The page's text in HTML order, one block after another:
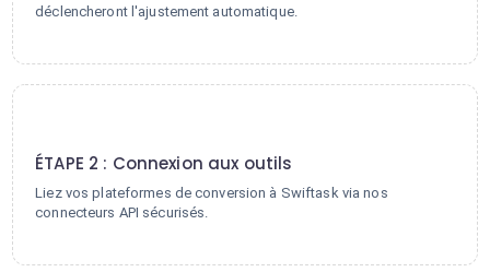
déclencheront l'ajustement automatique.
ÉTAPE 2 : Connexion aux outils
Liez vos plateformes de conversion à Swiftask via nos
connecteurs API sécurisés.